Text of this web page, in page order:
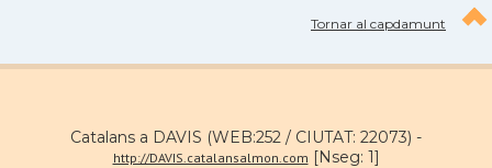
Tornar al capdamunt
Catalans a DAVIS (WEB:252 / CIUTAT: 22073) -
http://DAVIS.catalansalmon.com [Nseg: 1]